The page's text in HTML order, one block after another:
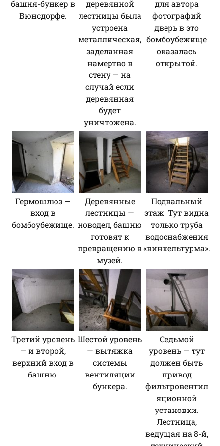
башня-бункер в
Вюнсдорфе.
деревянной
лестницы была
устроена
металлическая,
заделанная
намертво в
стену — на
случай если
деревянная
будет
уничтожена.
для автора
фотографий
дверь в это
бомбоубежище
оказалась
открытой.
Гермошлюз —
вход в
бомбоубежище.
Деревянные
лестницы —
новодел, башню
готовят к
превращению в
музей.
Подвальный
этаж. Тут видна
только труба
водоснабжения
«винкельтурма».
Третий уровень
— и второй,
верхний вход в
башню.
Шестой уровень
— вытяжка
системы
вентиляции
бункера.
Седьмой
уровень — тут
должен быть
привод
фильтровентил
яционной
установки.
Лестница,
ведущая на 8-й,